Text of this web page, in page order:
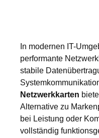
In modernen IT-
performante
stabile
Netzwerkkarten
Alternative zu
bei Leistung oder
vollständig